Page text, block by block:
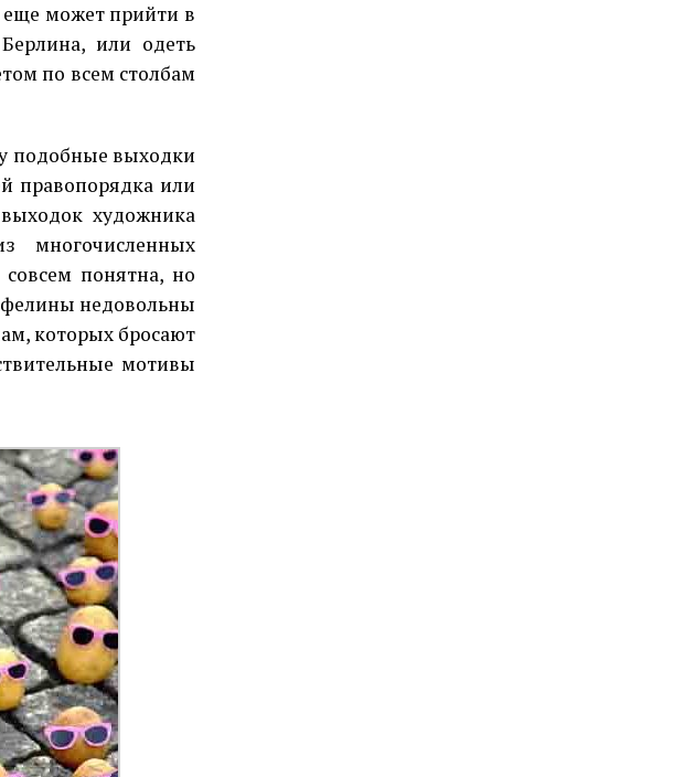
еще может прийти в
или одеть
по всем столбам
подобные выходки
правопорядка или
художника
многочисленных
понятна, но
недовольны
которых бросают
мотивы